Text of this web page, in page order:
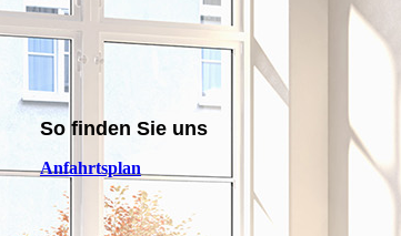
So finden Sie uns
Anfahrtsplan